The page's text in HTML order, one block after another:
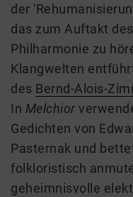
der
das zum Auftakt
Philharmonie zu
Klangwelten
des Bernd-Alois-
In Melchior
Gedichten von
Pasternak und
folkloristisch
geheimnisvolle